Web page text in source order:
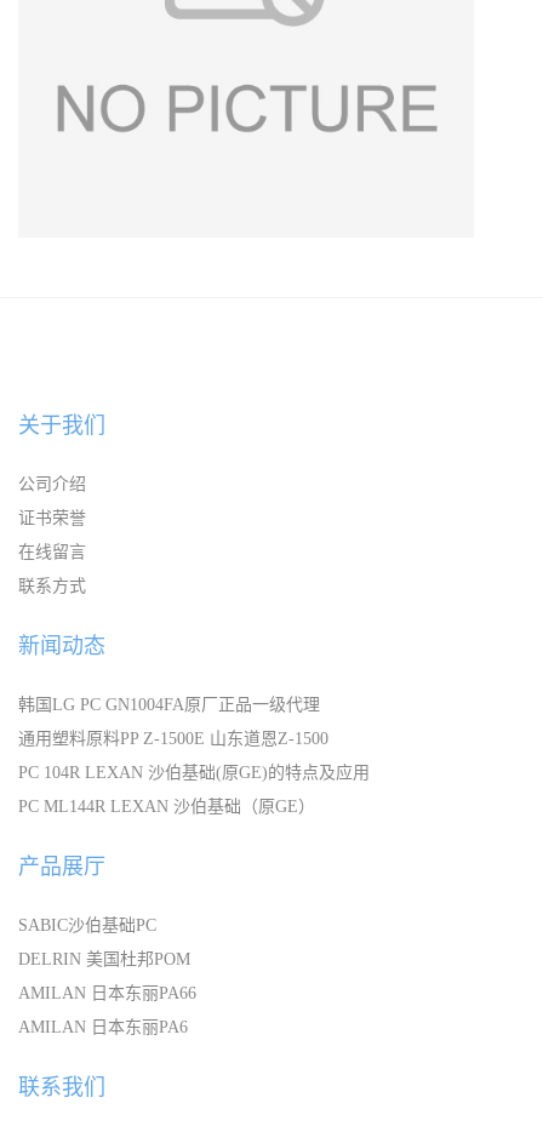
关于我们
公司介绍
证书荣誉
在线留言
联系方式
新闻动态
韩国LG PC GN1004FA原厂正品一级代理
通用塑料原料PP Z-1500E 山东道恩Z-1500
PC 104R LEXAN 沙伯基础(原GE)的特点及应用
PC ML144R LEXAN 沙伯基础（原GE）
产品展厅
SABIC沙伯基础PC
DELRIN 美国杜邦POM
AMILAN 日本东丽PA66
AMILAN 日本东丽PA6
联系我们